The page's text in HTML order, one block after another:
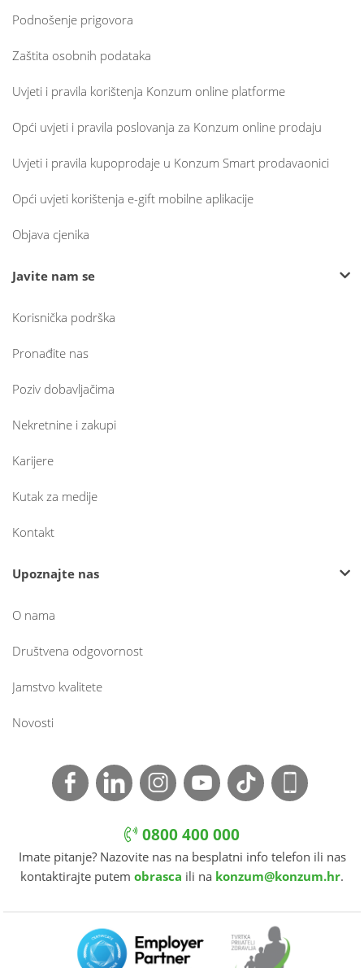
Podnošenje prigovora
Zaštita osobnih podataka
Uvjeti i pravila korištenja Konzum online platforme
Opći uvjeti i pravila poslovanja za Konzum online prodaju
Uvjeti i pravila kupoprodaje u Konzum Smart prodavaonici
Opći uvjeti korištenja e-gift mobilne aplikacije
Objava cjenika
Javite nam se
Korisnička podrška
Pronađite nas
Poziv dobavljačima
Nekretnine i zakupi
Karijere
Kutak za medije
Kontakt
Upoznajte nas
O nama
Društvena odgovornost
Jamstvo kvalitete
Novosti
0800 400 000
Imate pitanje? Nazovite nas na besplatni info telefon ili nas
kontaktirajte putem obrasca ili na konzum@konzum.hr.